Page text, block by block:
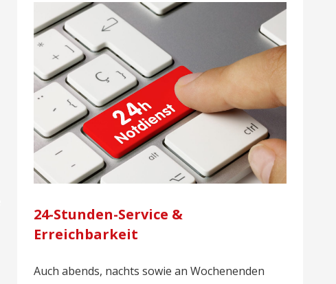
24-Stunden-Service &
Erreichbarkeit
Auch abends, nachts sowie an Wochenenden